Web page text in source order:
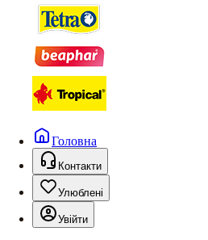
Головна
Контакти
Улюблені
Увійти